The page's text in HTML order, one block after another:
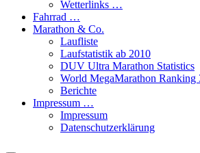
Wetterlinks …
Fahrrad …
Marathon & Co.
Laufliste
Laufstatistik ab 2010
DUV Ultra Marathon Statistics
World MegaMarathon Ranking
Berichte
Impressum …
Impressum
Datenschutzerklärung